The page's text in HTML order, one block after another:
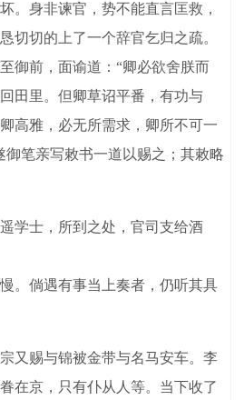
。身非谏官，势不能直言匡救，
切切的上了一个辞官乞归之疏。
御前，面谕道：“卿必欲舍朕而
田里。但卿草诏平番，有功与
高雅，必无所需求，卿所不可一
御笔亲写敕书一道以赐之；其敕略
士，所到之处，官司支给酒
倘遇有事当上奏者，仍听其具
赐与锦被金带与名马安车。李
在京，只有仆从人等。当下收了